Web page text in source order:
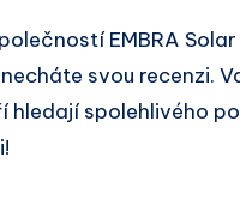
EMBRA
svou recenzi.
hledají spolehlivého